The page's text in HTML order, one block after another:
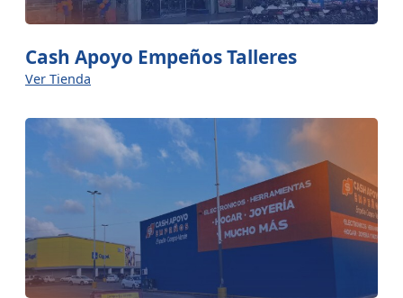
Cash Apoyo Empeños Talleres
Ver Tienda